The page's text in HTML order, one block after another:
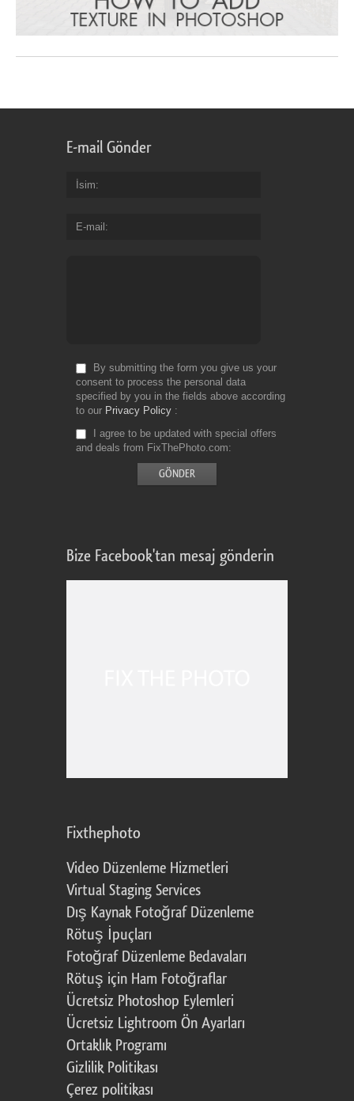
E-mail Gönder
İsim
E-mail
By submitting the form you give us your
consent to process the personal data
specified by you in the fields above according
to our Privacy Policy
I agree to be updated with special offers
and deals from FixThePhoto.com
Bize Facebook'tan mesaj gönderin
Fixthephoto
Video Düzenleme Hizmetleri
Virtual Staging Services
Dış Kaynak Fotoğraf Düzenleme
Rötuş İpuçları
Fotoğraf Düzenleme Bedavaları
Rötuş için Ham Fotoğraflar
Ücretsiz Photoshop Eylemleri
Ücretsiz Lightroom Ön Ayarları
Ortaklık Programı
Gizlilik Politikası
Çerez politikası